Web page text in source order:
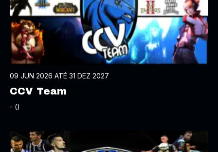
09 JUN 2026 ATÉ 31 DEZ 2027
CCV Team
- ()